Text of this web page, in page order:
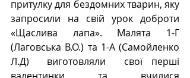
притулку для бездомних тварин, яку
запросили на свій урок доброти
«Щаслива лапа». Малята 1-Г
(Лаговська В.О.) та 1-А (Самойленко
Л.Д)  виготовляли  свої перші
валентинки та вчилися